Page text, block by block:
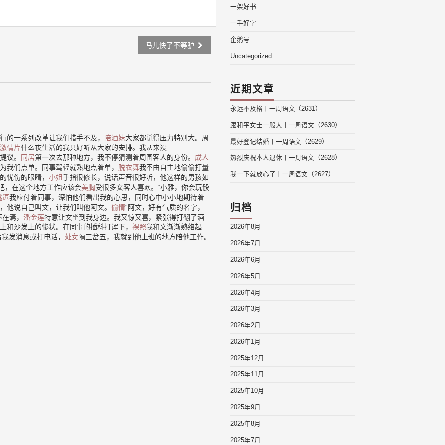
马儿快了不等驴
的一系列改革让我们措手不及， 陪酒妹大家都觉得压力特别大。周
激情片什么夜生活的我只好听从大家的安排。我从来没
议。
同居第一次去那种地方，我不停猜测着周围客人的身份。 成人
我们点单。同事驾轻就熟地点着单， 脱衣舞我不由自主地偷偷打量
忧伤的眼睛， 小姐手指很修长，说话声音很好听，他这样的男孩如
，在这个地方工作应该会美胸受很多女客人喜欢。“小雅，你会玩骰
逗我应付着同事，深怕他们看出我的心思，同时心中小小地期待着
他说自己叫文，让我们叫他阿文。 偷情“阿文，好有气质的名字，
焉， 潘金莲特意让文坐到我身边。我又惊又喜，紧张得打翻了酒
和沙发上的惨状。在同事的插科打诨下， 裸照我和文渐渐熟络起
发消息或打电话， 处女隔三岔五，我就到他上班的地方陪他工作。
一架好书
一手好字
企鹅号
Uncategorized
近期文章
永远不及格丨一周语文（2631）
跟和平女士一般大丨一周语文（2630）
最好登记结婚丨一周语文（2629）
热烈庆祝本人退休丨一周语文（2628）
我一下就放心了丨一周语文（2627）
归档
2026年8月
2026年7月
2026年6月
2026年5月
2026年4月
2026年3月
2026年2月
2026年1月
2025年12月
2025年11月
2025年10月
2025年9月
2025年8月
2025年7月